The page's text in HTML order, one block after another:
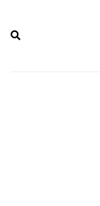
content